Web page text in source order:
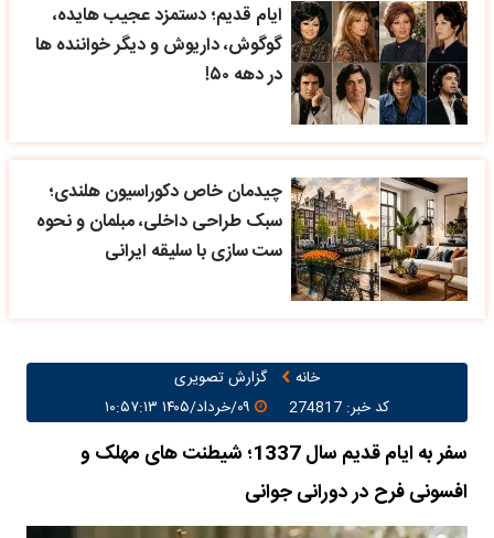
ایام قدیم؛ دستمزد عجیب هایده،
گوگوش، داریوش و دیگر خواننده ها
در دهه ۵۰!
چیدمان خاص دکوراسیون هلندی؛
سبک طراحی داخلی، مبلمان و نحوه
ست سازی با سلیقه ایرانی
خانه
گزارش تصویری
کد خبر: 274817
سفر به ایام قدیم سال 1337؛ شیطنت های مهلک و
افسونی فرح در دورانی جوانی